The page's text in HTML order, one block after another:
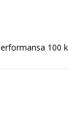
100